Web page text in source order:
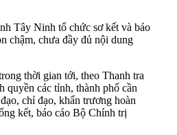
Tây Ninh tổ chức sơ kết và báo
chậm, chưa đầy đủ nội dung
thời gian tới, theo Thanh tra
quyền các tỉnh, thành phố cần
chỉ đạo, khẩn trương hoàn
kết, báo cáo Bộ Chính trị